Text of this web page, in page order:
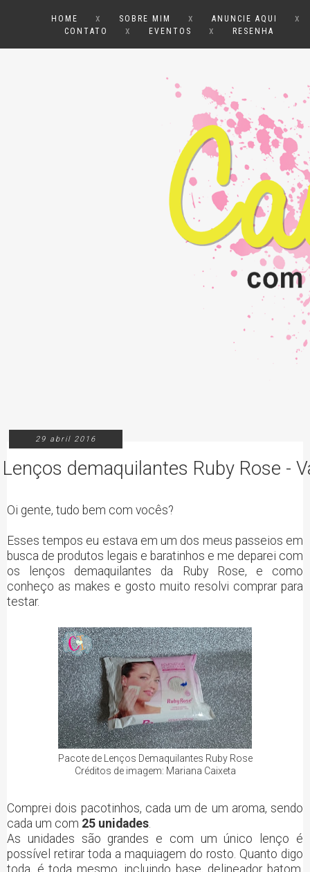
HOME x SOBRE MIM x ANUNCIE AQUI x
CONTATO x EVENTOS x RESENHA
29 abril 2016
Lenços demaquilantes Ruby Rose -
Oi gente, tudo bem com vocês?
Esses tempos eu estava em um dos meus passeios em
busca de produtos legais e baratinhos e me deparei com
os lenços demaquilantes da Ruby Rose, e como
conheço as makes e gosto muito resolvi comprar para
testar.
Pacote de Lenços Demaquilantes Ruby Rose
Créditos de imagem: Mariana Caixeta
Comprei dois pacotinhos, cada um de um aroma, sendo
cada um com 25 unidades.
As unidades são grandes e com um único lenço é
possível retirar toda a maquiagem do rosto. Quanto digo